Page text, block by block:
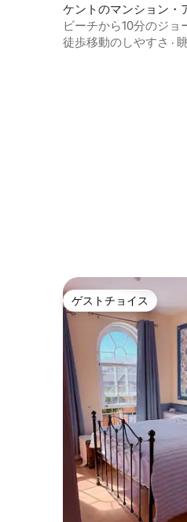
ケントのマンション・
ト
ビーチから10分のジョ
徒歩移動のしやすさ ·
ゲストチョイス
ゲストチョイス